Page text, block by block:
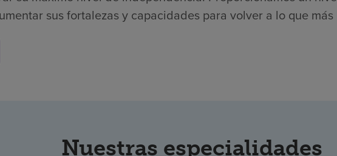
sus fortalezas y capacidades para volver a lo que más
Nuestras especialidades